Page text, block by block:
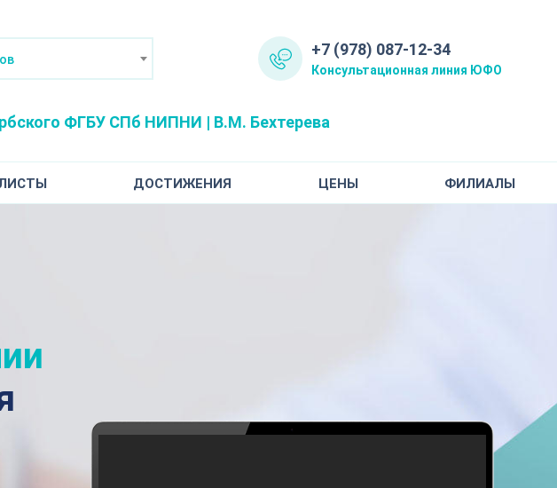
+7 (978) 087-12-34
Консультационная линия ЮФО
ФГБУ СПб НИПНИ | В.М. Бехтерева
ДОСТИЖЕНИЯ ЦЕНЫ ФИЛИАЛЫ